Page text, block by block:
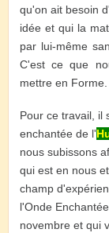
qu'on ait besoin
idée et qui la
par lui-même
C'est ce que
mettre en Forme.
Pour ce travail, il
enchantée de l'
nous subissons
qui est en nous
champ
l'Onde
novembre et qui